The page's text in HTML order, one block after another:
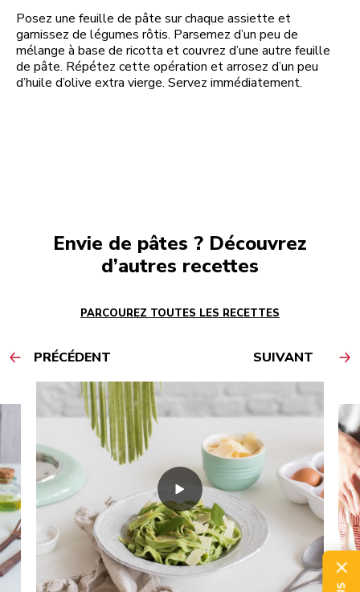
Posez une feuille de pâte sur chaque assiette et
garnissez de légumes rôtis. Parsemez d’un peu de
mélange à base de ricotta et couvrez d’une autre feuille
de pâte. Répétez cette opération et arrosez d’un peu
d’huile d’olive extra vierge. Servez immédiatement.
Envie de pâtes ? Découvrez
d’autres recettes
PARCOUREZ TOUTES LES RECETTES
PRÉCÉDENT SUIVANT